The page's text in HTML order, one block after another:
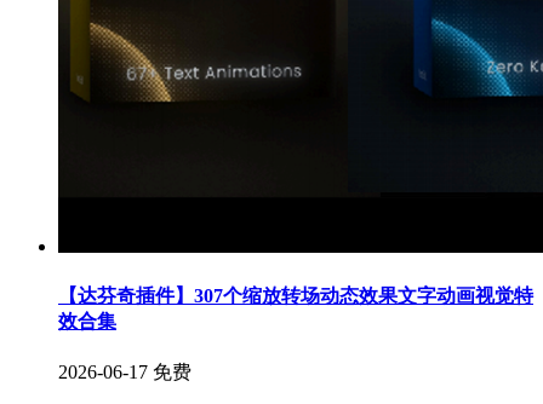
【达芬奇插件】307个缩放转场动态效果文字动画视觉特
效合集
2026-06-17 免费